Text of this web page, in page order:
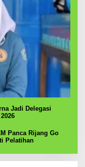
Jadi Delegasi
Panca Rijang Go
Pelatihan